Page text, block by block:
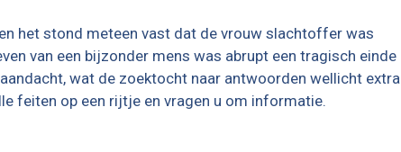
het stond meteen vast dat de vrouw slachtoffer was
van een bijzonder mens was abrupt een tragisch einde
wat de zoektocht naar antwoorden wellicht extra
feiten op een rijtje en vragen u om informatie.